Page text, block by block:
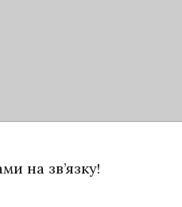
на зв’язку!